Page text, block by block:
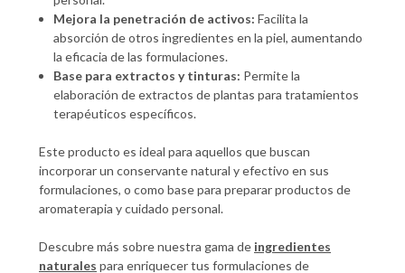
Mejora la penetración de activos: Facilita la
absorción de otros ingredientes en la piel, aumentando
la eficacia de las formulaciones.
Base para extractos y tinturas: Permite la
elaboración de extractos de plantas para tratamientos
terapéuticos específicos.
Este producto es ideal para aquellos que buscan
incorporar un conservante natural y efectivo en sus
formulaciones, o como base para preparar productos de
aromaterapia y cuidado personal.
Descubre más sobre nuestra gama de ingredientes
naturales para enriquecer tus formulaciones de